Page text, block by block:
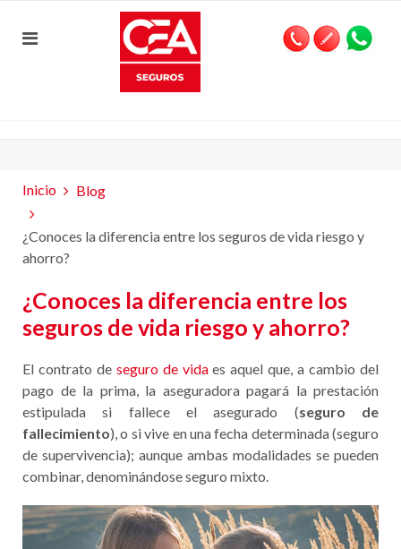
Inicio Blog
¿Conoces la diferencia entre los seguros de vida riesgo y
ahorro?
¿Conoces la diferencia entre los
seguros de vida riesgo y ahorro?
El contrato de seguro de vidaes aquel que, a cambio del
pago de la prima, la aseguradora pagará la prestación
estipulada si fallece el asegurado (seguro de
fallecimiento), o si vive en una fecha determinada (seguro
de supervivencia); aunque ambas modalidades se pueden
combinar, denominándose seguro mixto.